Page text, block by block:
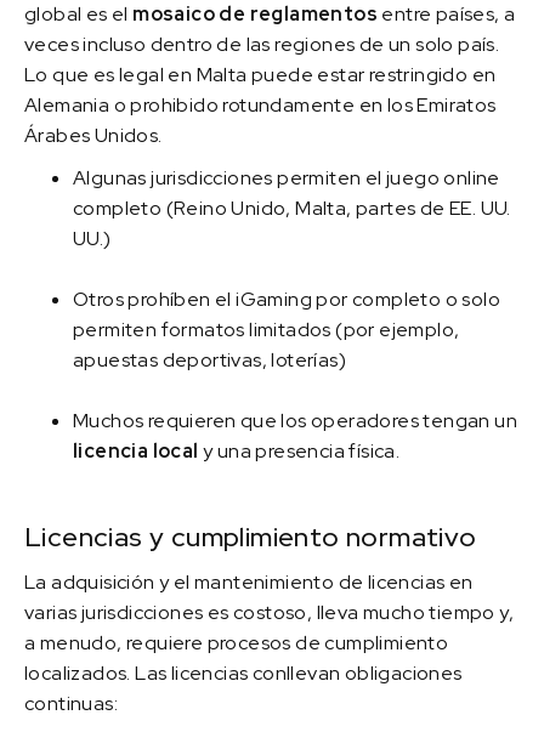
global es el mosaico de reglamentos entre países, a
veces incluso dentro de las regiones de un solo país.
Lo que es legal en Malta puede estar restringido en
Alemania o prohibido rotundamente en los Emiratos
Árabes Unidos.
Algunas jurisdicciones permiten el juego online
completo (Reino Unido, Malta, partes de EE. UU.
UU.)
Otros prohíben el iGaming por completo o solo
permiten formatos limitados (por ejemplo,
apuestas deportivas, loterías)
Muchos requieren que los operadores tengan un
licencia local y una presencia física.
Licencias y cumplimiento normativo
La adquisición y el mantenimiento de licencias en
varias jurisdicciones es costoso, lleva mucho tiempo y,
a menudo, requiere procesos de cumplimiento
localizados. Las licencias conllevan obligaciones
continuas: